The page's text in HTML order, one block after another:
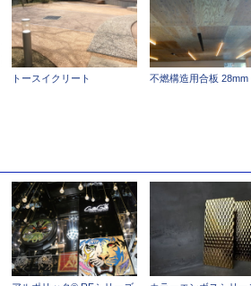
トースイクリート 不燃構造用合板 28mm